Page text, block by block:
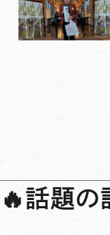
🔥話題の